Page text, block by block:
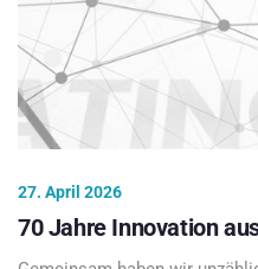
27. April 2026
70 Jahre Innovation